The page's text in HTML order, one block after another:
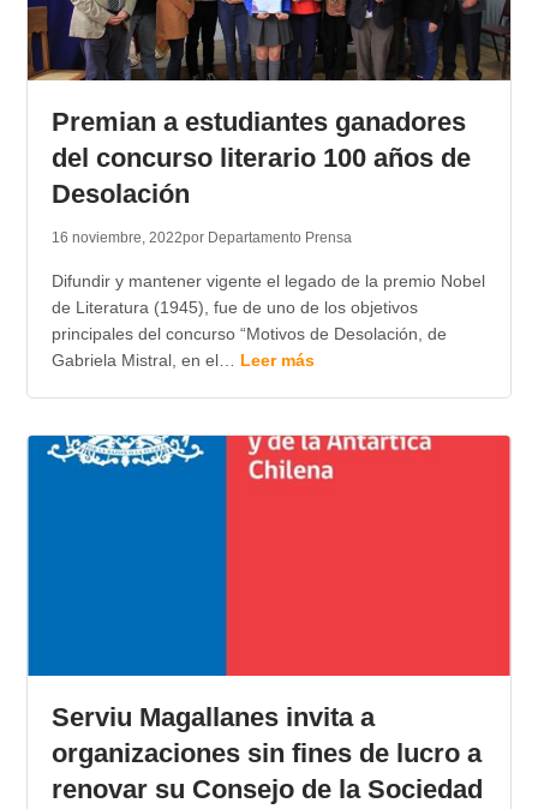
Premian a estudiantes ganadores
del concurso literario 100 años de
Desolación
16 noviembre, 2022por Departamento Prensa
Difundir y mantener vigente el legado de la premio Nobel
de Literatura (1945), fue de uno de los objetivos
principales del concurso “Motivos de Desolación, de
Gabriela Mistral, en el… Leer más
Serviu Magallanes invita a
organizaciones sin fines de lucro a
renovar su Consejo de la Sociedad